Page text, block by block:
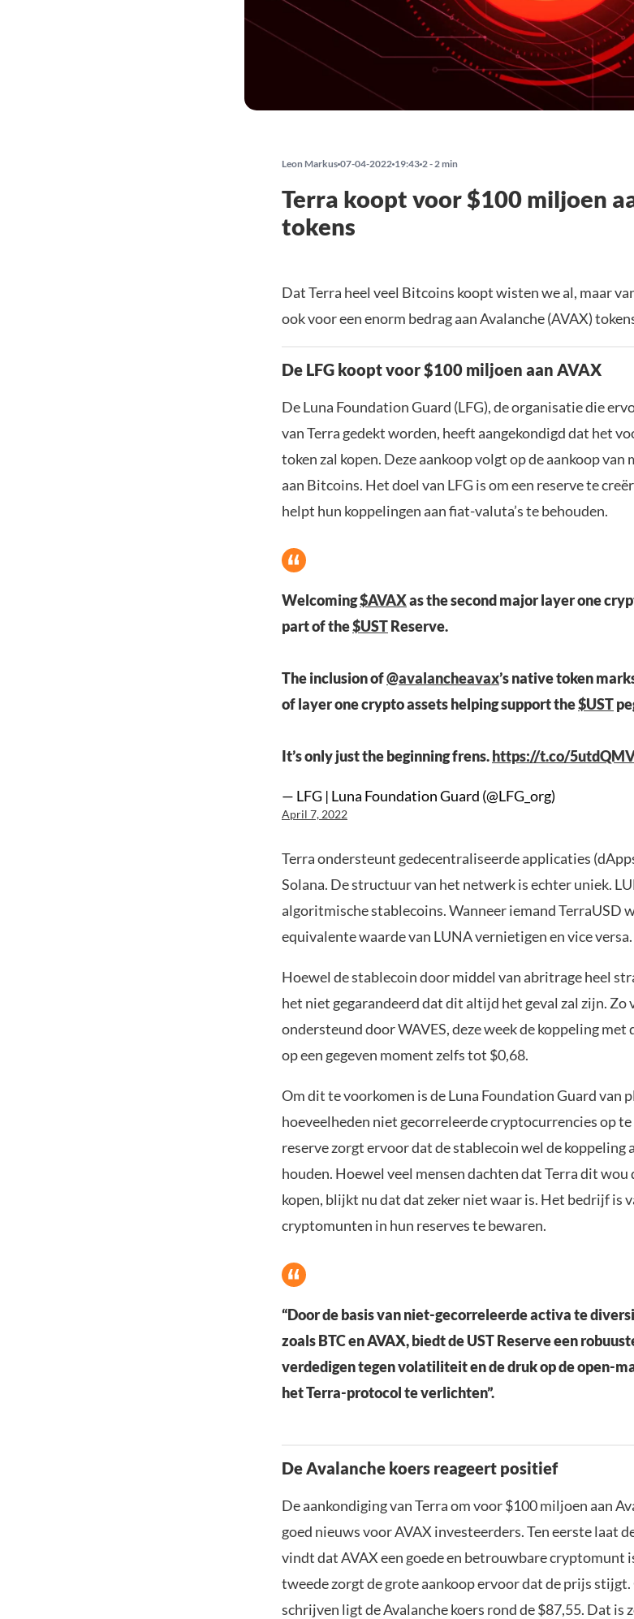
Leon Markus 07-04-2022 19:43 2 - 2 min
Terra koopt voor $100 miljoen
tokens
Dat Terra heel veel Bitcoins koopt wisten we al, maar
ook voor een enorm bedrag aan Avalanche (AVAX)
De LFG koopt voor $100 miljoen aan AVAX
De Luna Foundation Guard (LFG), de organisatie die
van Terra gedekt worden, heeft aangekondigd dat het
token zal kopen. Deze aankoop volgt op de aankoop
aan Bitcoins. Het doel van LFG is om een reserve te
helpt hun koppelingen aan fiat-valuta’s te behouden.
Welcoming$AVAXas the second major layer one
part of the$USTReserve.
The inclusion of@avalancheavax’s native token
of layer one crypto assets helping support the$UST
It’s only just the beginning frens.https://t.co/
— LFG | Luna Foundation Guard (@LFG_org)
April 7, 2022
Terra ondersteunt gedecentraliseerde applicaties
Solana. De structuur van het netwerk is echter uniek.
algoritmische stablecoins. Wanneer iemand TerraUSD
equivalente waarde van LUNA vernietigen en vice versa.
Hoewel de stablecoin door middel van abritrage heel
het niet gegarandeerd dat dit altijd het geval zal zijn. Zo
ondersteund door WAVES, deze week de koppeling met
op een gegeven moment zelfs tot $0,68.
Om dit te voorkomen is de Luna Foundation Guard van
hoeveelheden niet gecorreleerde cryptocurrencies op te
reserve zorgt ervoor dat de stablecoin wel de koppeling
houden. Hoewel veel mensen dachten dat Terra dit
kopen, blijkt nu dat dat zeker niet waar is. Het bedrijf is
cryptomunten in hun reserves te bewaren.
“Door de basis van niet-gecorreleerde activa te
zoals BTC en AVAX, biedt de UST Reserve een
verdedigen tegen volatiliteit en de druk op de open-
het Terra-protocol te verlichten”.
De Avalanche koers reageert positief
De aankondiging van Terra om voor $100 miljoen aan
goed nieuws voor AVAX investeerders. Ten eerste laat
vindt dat AVAX een goede en betrouwbare cryptomunt
tweede zorgt de grote aankoop ervoor dat de prijs
schrijven ligt de Avalanche koers rond de $87,55. Dat is